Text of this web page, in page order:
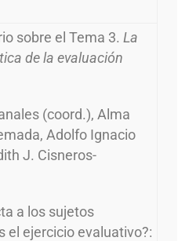
sobre el Tema 3. La
de la evaluación
(coord.), Alma
Adolfo Ignacio
J. Cisneros-
a los sujetos
el ejercicio evaluativo?: